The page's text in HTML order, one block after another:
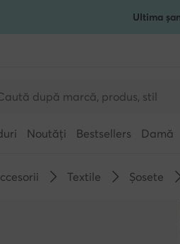
PRINCIPAL Ultima
Noutăți Bestsellers Damă
Textile Șosete